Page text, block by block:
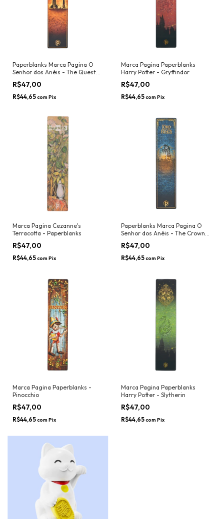
Paperblanks Marca Pagina O
Senhor dos Anéis - The Quest
Continues
R$47,00
R$44,65com Pix
Marca Pagina Paperblanks
Harry Potter - Gryffindor
R$47,00
R$44,65com Pix
Marca Pagina Cezanne's
Terracotta - Paperblanks
R$47,00
R$44,65com Pix
Paperblanks Marca Pagina O
Senhor dos Anéis - The Crown
Reclaimed
R$47,00
R$44,65com Pix
Marca Pagina Paperblanks -
Pinocchio
R$47,00
R$44,65com Pix
Marca Pagina Paperblanks
Harry Potter - Slytherin
R$47,00
R$44,65com Pix